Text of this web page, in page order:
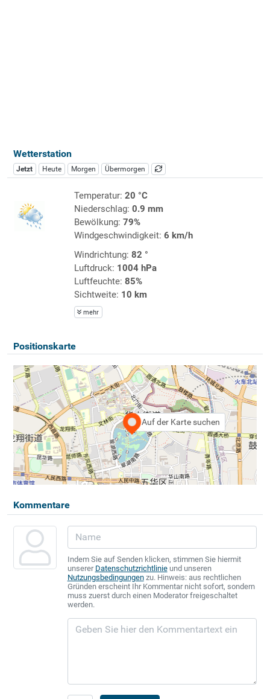
Wetterstation
Jetzt Heute Morgen Übermorgen
Temperatur: 20 °C
Niederschlag: 0.9 mm
Bewölkung: 79%
Windgeschwindigkeit: 6 km/h
Windrichtung: 82 °
Luftdruck: 1004 hPa
Luftfeuchte: 85%
Sichtweite: 10 km
mehr
Positionskarte
Auf der Karte suchen
Kommentare
Indem Sie auf Senden klicken, stimmen Sie hiermit
unserer Datenschutzrichtlinieund unseren
Nutzungsbedingungenzu. Hinweis: aus rechtlichen
Gründen erscheint Ihr Kommentar nicht sofort, sondern
muss zuerst durch einen Moderator freigeschaltet
werden.